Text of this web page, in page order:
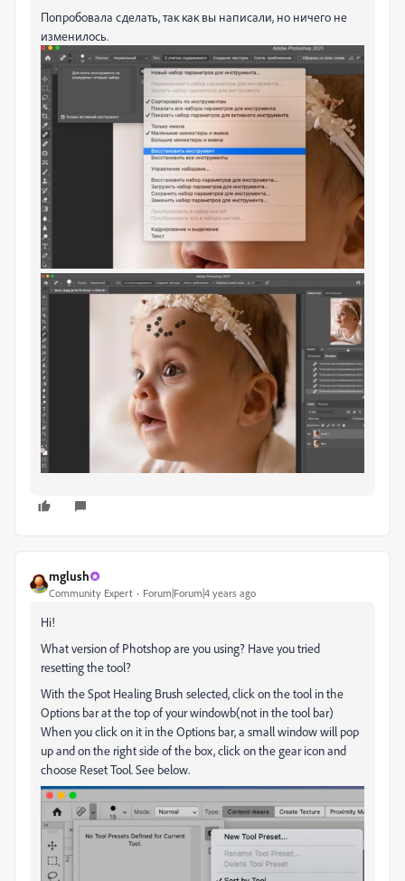
Попробовала сделать, так как вы написали, но ничего не
изменилось.
mglush
Community Expert Forum|Forum|4 years ago
Hi!
What version of Photshop are you using? Have you tried
resetting the tool?
With the Spot Healing Brush selected, click on the tool in the
Options bar at the top of your windowb(not in the tool bar)
When you click on it in the Options bar, a small window will pop
up and on the right side of the box, click on the gear icon and
choose Reset Tool. See below.